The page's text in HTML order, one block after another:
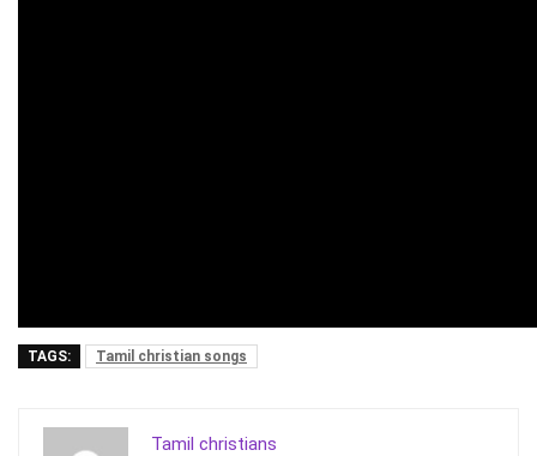
TAGS: Tamil christian songs
Tamil christians